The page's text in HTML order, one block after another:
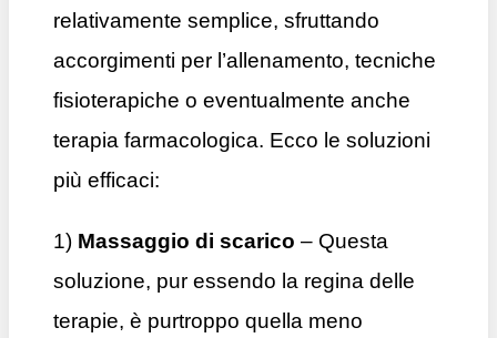
relativamente semplice, sfruttando
accorgimenti per l’allenamento, tecniche
fisioterapiche o eventualmente anche
terapia farmacologica. Ecco le soluzioni
più efficaci:
1) Massaggio di scarico – Questa
soluzione, pur essendo la regina delle
terapie, è purtroppo quella meno